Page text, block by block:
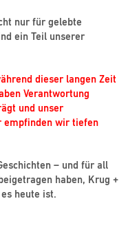
nur für gelebte
ein Teil unserer
dieser langen Zeit
Verantwortung
und unser
empfinden wir tiefen
– und für all
haben, Krug +
heute ist.